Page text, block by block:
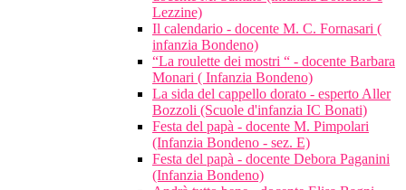
Lezzine)
Il calendario - docente M. C. Fornasari (
infanzia Bondeno)
“La roulette dei mostri “ - docente Barbara
Monari ( Infanzia Bondeno)
La sida del cappello dorato - esperto Aller
Bozzoli (Scuole d'infanzia IC Bonati)
Festa del papà - docente M. Pimpolari
(Infanzia Bondeno - sez. E)
Festa del papà - docente Debora Paganini
(Infanzia Bondeno)